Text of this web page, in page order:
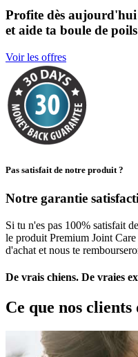
Profite dès
et aide ta boule de
Voir les offres
Pas satisfait de notre produit ?
Notre garantie
Si tu n'es pas 100% satisfait
le produit Premium Joint
d'achat et nous te
De vrais chiens. De vraies
Ce que nos clients